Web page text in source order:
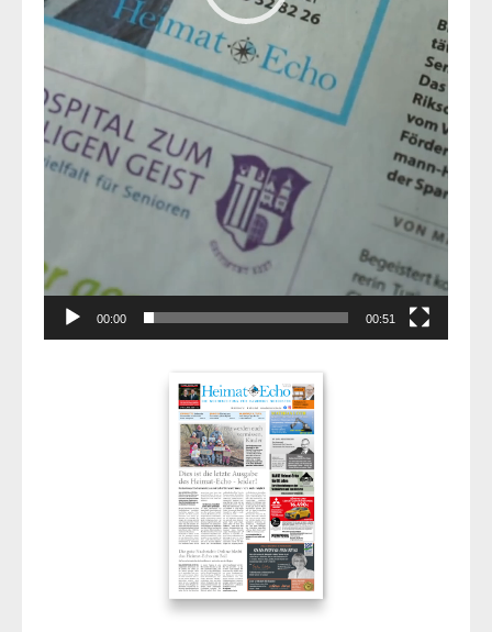
00:00 00:51